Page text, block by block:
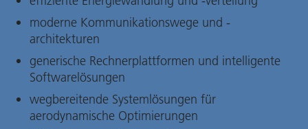
moderne Kommunikationswege und -
architekturen
generische Rechnerplattformen und intelligente
Softwarelösungen
wegbereitende Systemlösungen für
aerodynamische Optimierungen